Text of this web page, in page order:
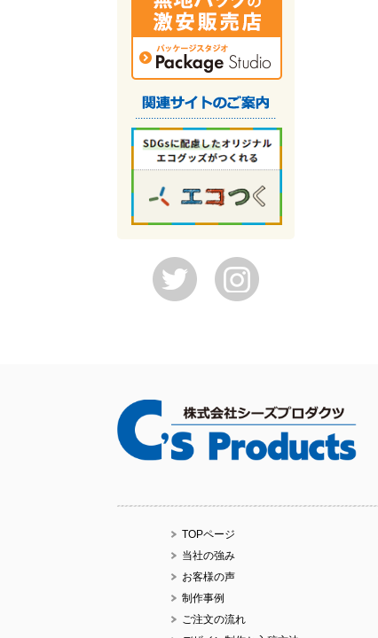
TOPページ
当社の強み
お客様の声
制作事例
ご注文の流れ